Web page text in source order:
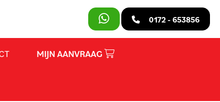
SLUITEN
0172 - 653856
MIJN AANVRAAG